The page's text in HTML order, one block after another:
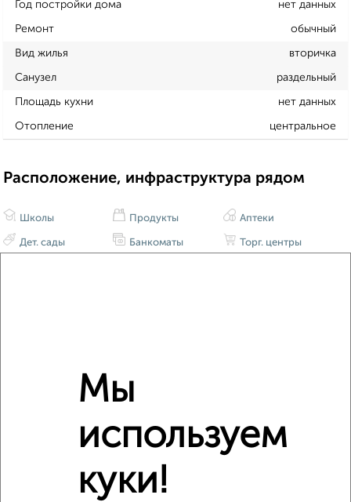
Год постройки дома нет данных
Ремонт обычный
Вид жилья вторичка
Санузел раздельный
Площадь кухни нет данных
Отопление центральное
Расположение, инфраструктура рядом
Школы
Дет. сады
Продукты
Банкоматы
Аптеки
Торг. центры
Мы
используем
куки!